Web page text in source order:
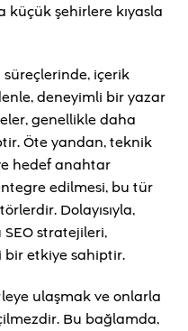
küçük şehirlere kıyasla
içerik
deneyimli bir yazar
genellikle daha
Öte yandan, teknik
hedef anahtar
edilmesi, bu tür
Dolayısıyla,
SEO stratejileri,
bir etkiye sahiptir.
ulaşmak ve onlarla
Bu bağlamda,